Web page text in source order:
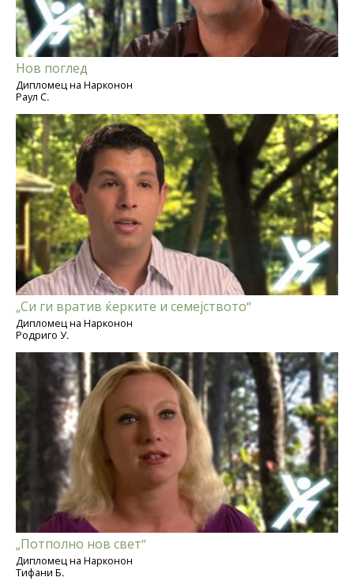
Нов поглед
Дипломец на Нарконон
Раул С.
„Си ги вратив ќерките и семејството“
Дипломец на Нарконон
Родриго У.
„Потполно нов свет“
Дипломец на Нарконон
Тифани Б.